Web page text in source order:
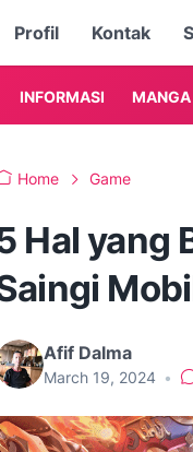
Profil Kontak
INFORMASI MANGA
Home Game
Hal yang
Afif Dalma
March 19, 2024 •